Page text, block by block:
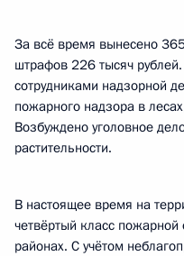
За всё время вынесено
штрафов 226 тысяч
сотрудниками надзорной
пожарного надзора в
Возбуждено уголовное
растительности.
В настоящее время на
четвёртый класс
районах. С учётом